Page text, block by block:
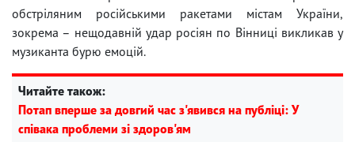
обстріляним російськими ракетами містам України,
зокрема – нещодавній удар росіян по Вінниці викликав у
музиканта бурю емоцій.
Читайте також:
Потап вперше за довгий час з'явився на публіці: У
співака проблеми зі здоров'ям